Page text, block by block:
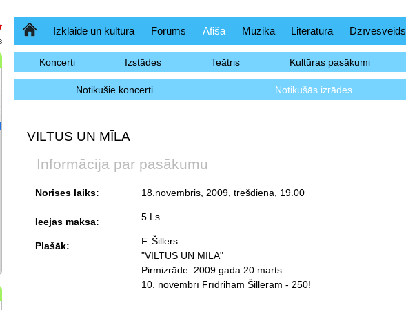
SākumlapaIzklaide un kultūra Forums Afiša Mūzika Literatūra Dzīvesveids
Koncerti Izstādes Teātris Kultūras pasākumi
Notikušie koncerti Notikušās izrādes
VILTUS UN MĪLA
Informācija par pasākumu
Norises laiks: 18.novembris, 2009, trešdiena , 19.00
Ieejas maksa: 5 Ls
Plašāk:
F. Šillers
"VILTUS UN MĪLA"
Pirmizrāde: 2009.gada 20.marts
10. novembrī Frīdriham Šilleram - 250!